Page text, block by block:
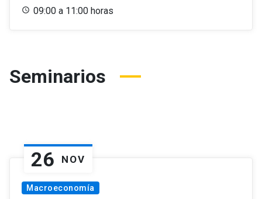
09:00 a 11:00 horas
Seminarios
26 NOV
Macroeconomía